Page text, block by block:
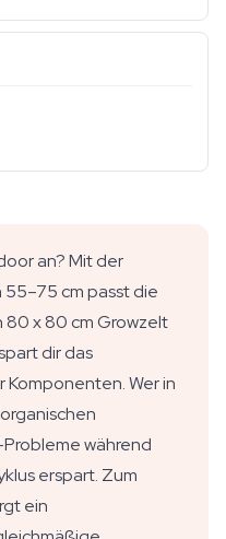
an? Mit der
cm passt die
80 x 80 cm Growzelt
dir das
Wer in
während
erspart. Zum
ein